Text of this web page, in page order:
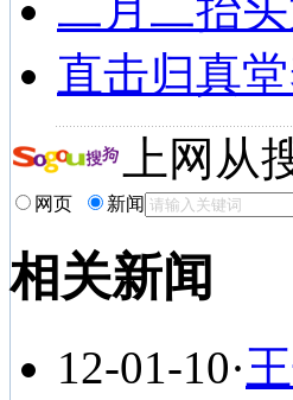
直击归真
上网从
网页 新闻
相关新闻
12-01-10·